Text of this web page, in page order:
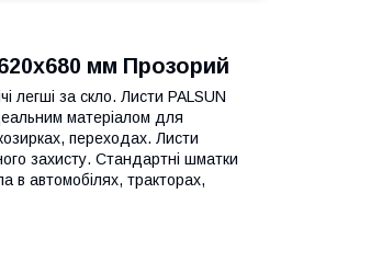
мм Прозорий
легші за скло. Листи PALSUN
матеріалом для
переходах. Листи
захисту. Стандартні шматки
в автомобілях, тракторах,